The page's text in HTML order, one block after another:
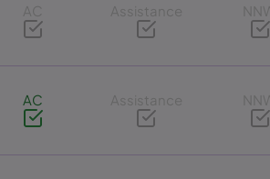
AC Assistance
AC Assistance